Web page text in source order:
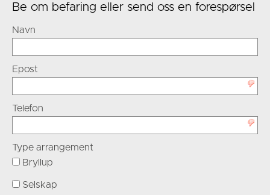
Be om befaring eller send oss en forespørsel
Navn
Epost
Telefon
Type arrangement
Bryllup
Selskap